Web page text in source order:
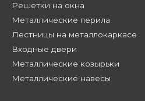
Решетки на окна
Металлические перила
Лестницы на металлокаркасе
Входные двери
Металлические козырьки
Металлические навесы